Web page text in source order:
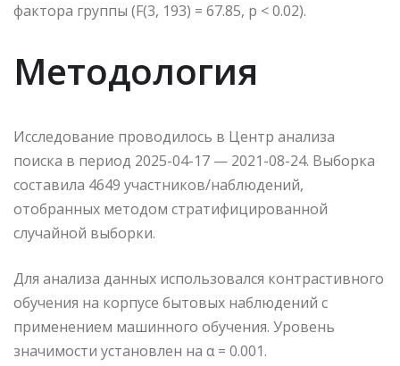
фактора группы (F(3, 193) = 67.85, p < 0.02).
Методология
Исследование проводилось в Центр анализа
поиска в период 2025-04-17 — 2021-08-24. Выборка
составила 4649 участников/наблюдений,
отобранных методом стратифицированной
случайной выборки.
Для анализа данных использовался контрастивного
обучения на корпусе бытовых наблюдений с
применением машинного обучения. Уровень
значимости установлен на α = 0.001.